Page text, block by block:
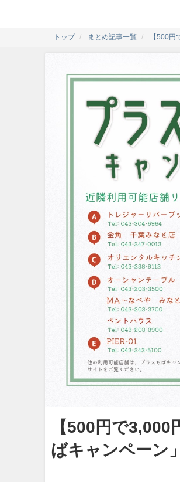
トップ まとめ記事一覧 【500
【500円で
ばキャンペーン